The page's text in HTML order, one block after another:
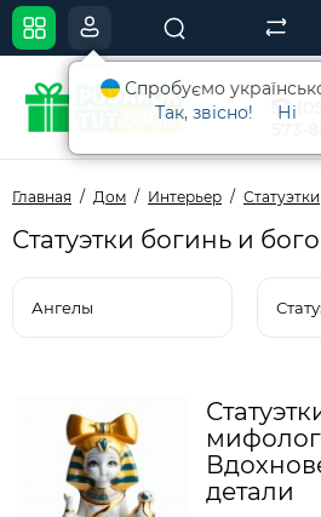
Главная Дом Интерьер Статуэтки
Статуэтки богинь и
Ангелы
детали
Спробуємо
Так, звісно!
Ні